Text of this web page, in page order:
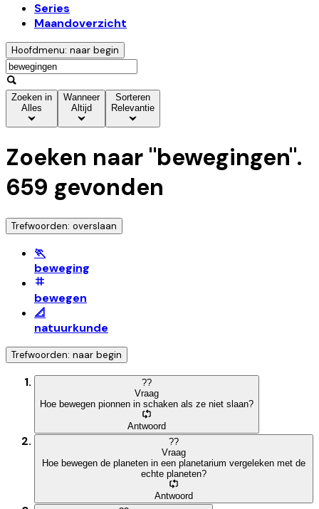
Series
Maandoverzicht
Hoofdmenu: naar begin
Zoeken in
Alles
Wanneer
Altijd
Sorteren
Relevantie
Zoeken naar "bewegingen".
659 gevonden
Trefwoorden: overslaan
🏃
beweging
bewegen
📐
natuurkunde
Trefwoorden: naar begin
??
Vraag
Hoe bewegen pionnen in schaken als ze niet slaan?
Antwoord
??
Vraag
Hoe bewegen de planeten in een planetarium vergeleken met de
echte planeten?
Antwoord